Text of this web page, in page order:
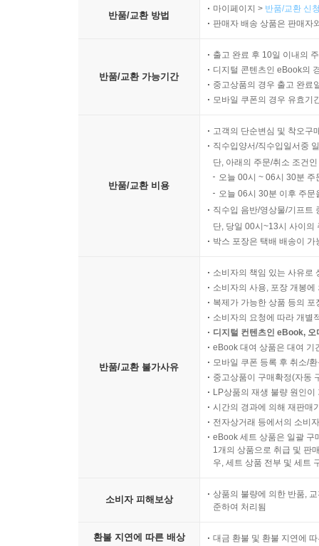
반품/교환 방법
마이페이지 > 반품/교환 신
판매자 배송 상품은 판매자
반품/교환 가능기간
출고 완료 후 10일 이내의
디지털 콘텐츠인 eBook의
중고상품의 경우 출고 완료
모바일 쿠폰의 경우 유효기
반품/교환 비용
고객의 단순변심 및 착오구
직수입양서/직수입일서중
단, 아래의 주문/취소 조건
오늘 00시 ~ 06시 30분
오늘 06시 30분 이후 주
직수입 음반/영상물/기프트
단, 당일 00시~13시 사이의
박스 포장은 택배 배송이
반품/교환 불가사유
소비자의 책임 있는 사유로
소비자의 사용, 포장 개봉
복제가 가능한 상품 등의
소비자의 요청에 따라 개별
디지털 컨텐츠인 eBook,
eBook 대여 상품은 대여 기
모바일 쿠폰 등록 후 취소/
중고상품이 구매확정(자동
LP상품의 재생 불량 원인
시간의 경과에 의해 재판매
전자상거래 등에서의 소비
eBook 세트 상품은 일괄 구
1개의 상품으로 취급 및 판
우, 세트 상품 전부 및 세트
소비자 피해보상
상품의 불량에 의한 반품,
준하여 처리됨
환불 지연에 따른 배상 대금 환불 및 환불 지연에